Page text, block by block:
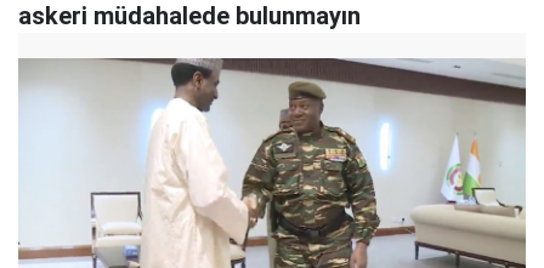
askeri müdahalede bulunmayın